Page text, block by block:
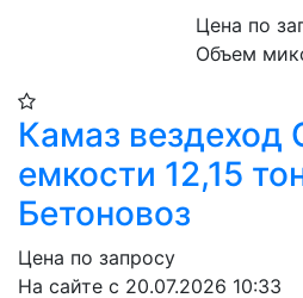
Цена по
Объем
Камаз вездеход
емкости 12,15
Бетоновоз
Цена по запросу
На сайте с 20.07.2026 10:33